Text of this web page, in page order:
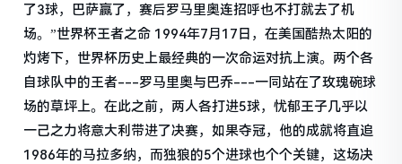
了3球，巴萨赢了，赛后罗马里奥连招呼也不打就去了机
场。”世界杯王者之命 1994年7月17日，在美国酷热太阳的
灼烤下，世界杯历史上最经典的一次命运对抗上演。两个各
自球队中的王者---罗马里奥与巴乔---一同站在了玫瑰碗球
场的草坪上。在此之前，两人各打进5球，忧郁王子几乎以
一己之力将意大利带进了决赛，如果夺冠，他的成就将直追
1986年的马拉多纳，而独狼的5个进球也个个关键，这场决